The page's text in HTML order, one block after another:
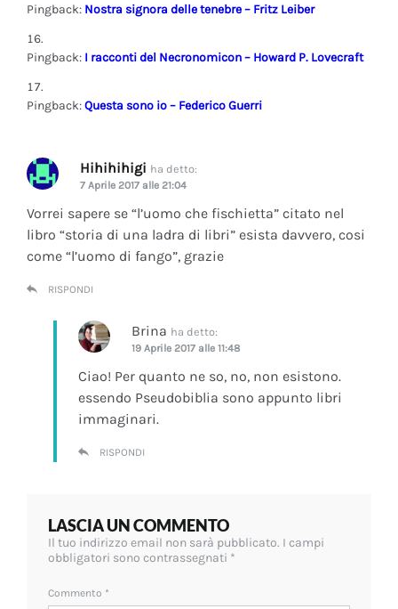
Pingback: Nostra signora delle tenebre – Fritz Leiber
Pingback: I racconti del Necronomicon – Howard P. Lovecraft
Pingback:Questa sono io – Federico Guerri
Hihihihigi ha detto:
7 Aprile 2017 alle 21:04
Vorrei sapere se “l’uomo che fischietta” citato nel
libro “storia di una ladra di libri” esista davvero, cosi
come “l’uomo di fango”, grazie
RISPONDI
Brina ha detto:
19 Aprile 2017 alle 11:48
Ciao! Per quanto ne so, no, non esistono.
essendo Pseudobiblia sono appunto libri
immaginari.
RISPONDI
LASCIA UN COMMENTO
Il tuo indirizzo email non sarà pubblicato. I campi
obbligatori sono contrassegnati *
Commento *